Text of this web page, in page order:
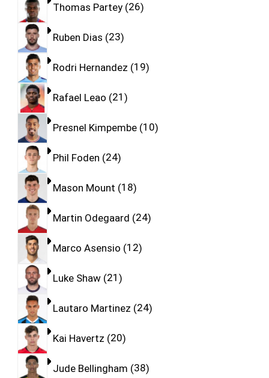
Thomas Partey 26
Ruben Dias 23
Rodri Hernandez 19
Rafael Leao 21
Presnel Kimpembe 10
Phil Foden 24
Mason Mount 18
Martin Odegaard 24
Marco Asensio 12
Luke Shaw 21
Lautaro Martinez 24
Kai Havertz 20
Jude Bellingham 38